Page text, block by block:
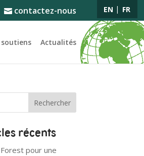
contactez-nous
soutiens Actualités
récents
pour une
EN FR